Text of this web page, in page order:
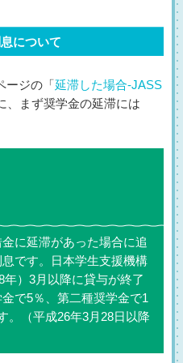
について
ージの「 延滞した場合-JASS
、まず奨学金の延滞には
に延滞があった場合に追
です。日本学生支援機構
）3月以降に貸与が終了
で5％、第二種奨学金で1
。（平成26年3月28日以降